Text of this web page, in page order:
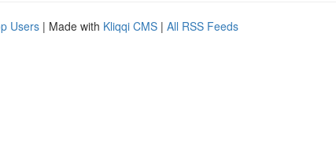
Users | Made with Kliqqi CMS | All RSS Feeds